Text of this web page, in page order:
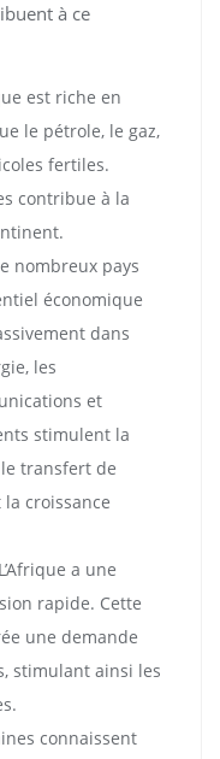
à ce
est riche en
le pétrole, le gaz,
fertiles.
contribue à la
nombreux pays
économique
dans
les
et
stimulent la
transfert de
croissance
a une
rapide. Cette
une demande
stimulant ainsi les
connaissent